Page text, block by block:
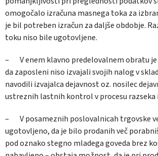
omogočalo izračuna masnega toka za
je bil potreben izračun za daljše obdobje.
toku niso bile ugotovljene.
– V enem klavno predelovalnem obratu
da zaposleni niso izvajali svojih nalog v
navodili izvajalca dejavnost oz. nosilec
ustreznih lastnih kontrol v procesu razseka
– V posameznih poslovalnicah trgovske
ugotovljeno, da je bilo prodanih več
pod oznako stegno mladega goveda brez